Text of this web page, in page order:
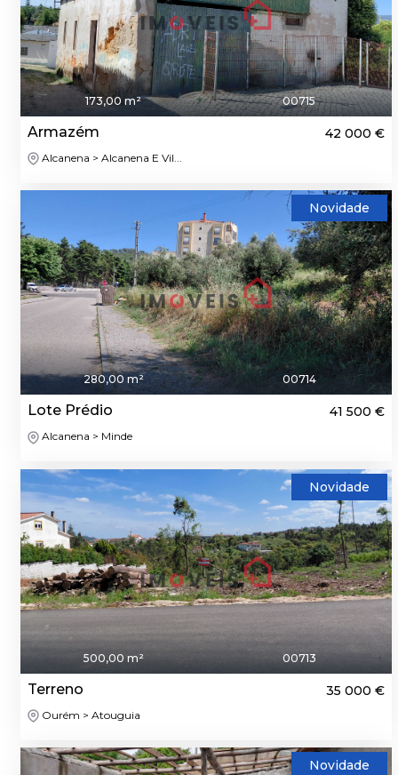
173,00 m² 00715
Armazém 42 000 €
Alcanena > Alcanena E Vil...
Novidade
280,00 m² 00714
Lote Prédio 41 500 €
Alcanena > Minde
Novidade
500,00 m² 00713
Terreno 35 000 €
Ourém > Atouguia
Novidade